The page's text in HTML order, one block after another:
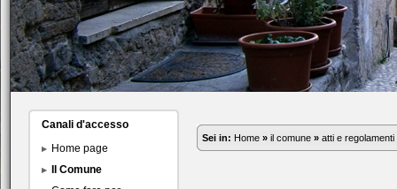
Canali d'accesso
Home page
Il Comune
Sei in: Home » il comune » atti e regolamenti